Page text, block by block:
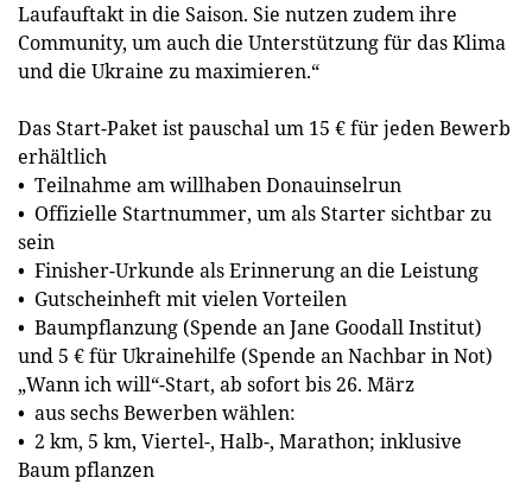
Laufauftakt in die Saison. Sie nutzen zudem ihre
Community, um auch die Unterstützung für das Klima
und die Ukraine zu maximieren.“
Das Start-Paket ist pauschal um 15 € für jeden Bewerb
erhältlich
• Teilnahme am willhaben Donauinselrun
• Offizielle Startnummer, um als Starter sichtbar zu
sein
• Finisher-Urkunde als Erinnerung an die Leistung
• Gutscheinheft mit vielen Vorteilen
• Baumpflanzung (Spende an Jane Goodall Institut)
und 5 € für Ukrainehilfe (Spende an Nachbar in Not)
„Wann ich will“-Start, ab sofort bis 26. März
• aus sechs Bewerben wählen:
• 2 km, 5 km, Viertel-, Halb-, Marathon; inklusive
Baum pflanzen